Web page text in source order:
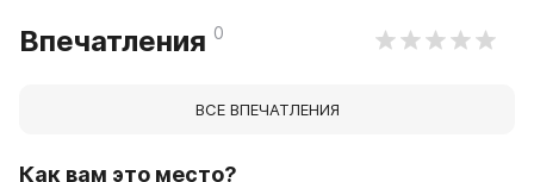
Впечатления 0
ВСЕ ВПЕЧАТЛЕНИЯ
Как вам это место?